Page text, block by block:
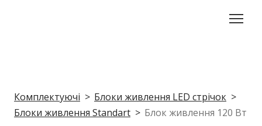
Комплектуючі
Блоки живлення LED стрічок
Блоки живлення Standart
Блок живлення 120 Вт